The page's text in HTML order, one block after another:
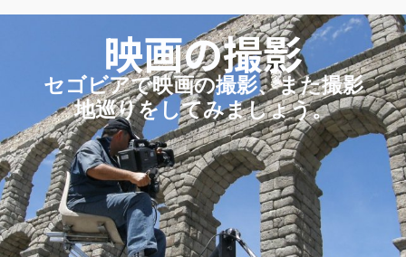
映画の撮影
セゴビアで映画の撮影、また撮影
地巡りをしてみましょう。